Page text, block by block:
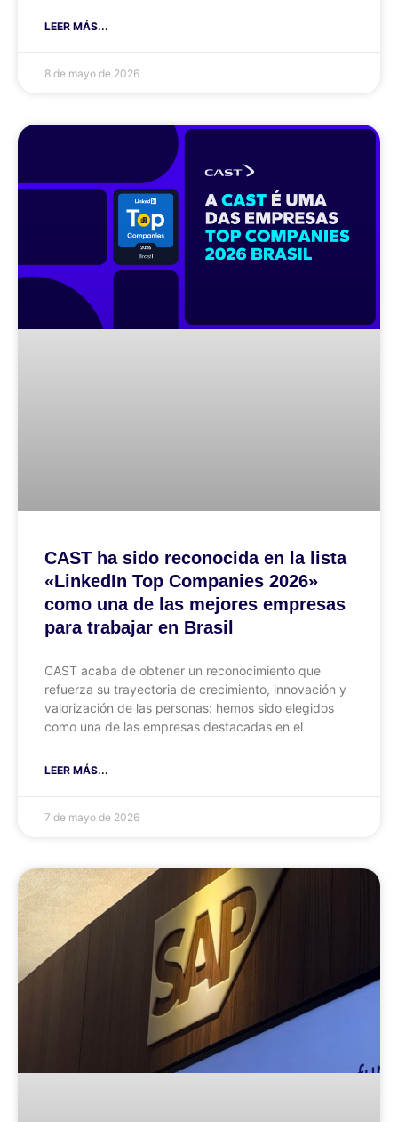
LEER MÁS...
8 de mayo de 2026
CAST ha sido reconocida en la lista
«LinkedIn Top Companies 2026»
como una de las mejores empresas
para trabajar en Brasil
CAST acaba de obtener un reconocimiento que
refuerza su trayectoria de crecimiento, innovación y
valorización de las personas: hemos sido elegidos
como una de las empresas destacadas en el
LEER MÁS...
7 de mayo de 2026